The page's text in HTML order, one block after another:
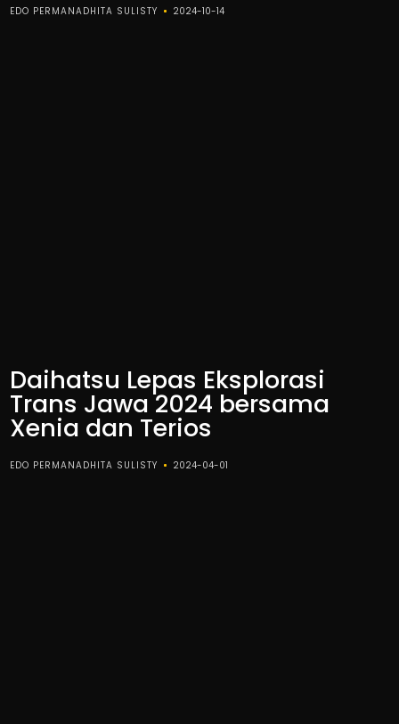
EDO PERMANADHITA SULISTY 2024-10-14
Daihatsu Lepas Eksplorasi
Trans Jawa 2024 bersama
Xenia dan Terios
EDO PERMANADHITA SULISTY 2024-04-01